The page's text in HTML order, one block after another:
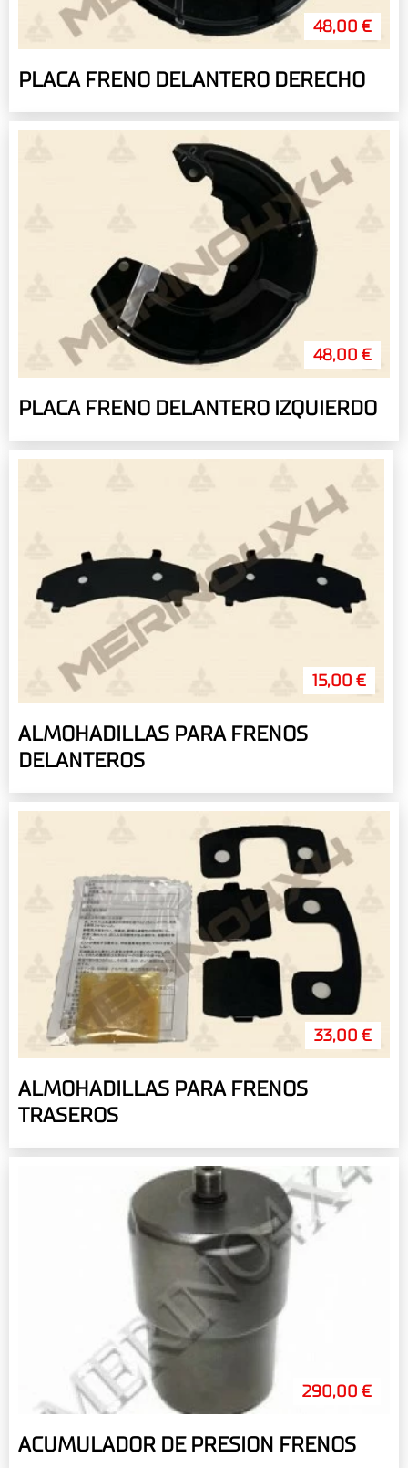
48,00 €
PLACA FRENO DELANTERO DERECHO
48,00 €
PLACA FRENO DELANTERO IZQUIERDO
15,00 €
ALMOHADILLAS PARA FRENOS
DELANTEROS
33,00 €
ALMOHADILLAS PARA FRENOS
TRASEROS
290,00 €
ACUMULADOR DE PRESION FRENOS